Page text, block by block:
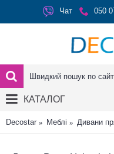
Чат 050
КАТАЛОГ
Decostar Меблі Дивани